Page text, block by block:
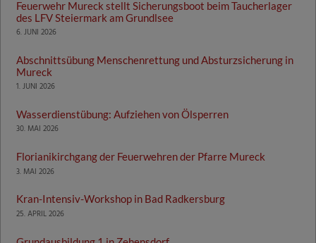
Feuerwehr Mureck stellt Sicherungsboot beim Taucherlager
des LFV Steiermark am Grundlsee
6. JUNI 2026
Abschnittsübung Menschenrettung und Absturzsicherung in
Mureck
1. JUNI 2026
Wasserdienstübung: Aufziehen von Ölsperren
30. MAI 2026
Florianikirchgang der Feuerwehren der Pfarre Mureck
3. MAI 2026
Kran-Intensiv-Workshop in Bad Radkersburg
25. APRIL 2026